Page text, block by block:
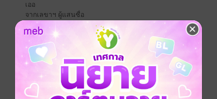
เออ
จากเลขาฯ ผู้แสนซื่อ
ซีรีส์ เลขาฯ นินทานาย
ประเภทไฟล์ pdf, epub(สารบัญ)
วันที่วางขาย 01 พฤษภาคม 2562